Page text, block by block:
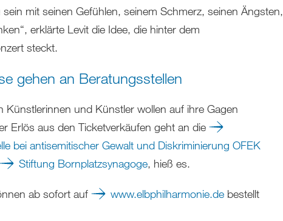
sein mit seinen Gefühlen, seinem Schmerz, seinen Ängsten,
erklärte Levit die Idee, die hinter dem
steckt.
gehen an Beratungsstellen
Künstlerinnen und Künstler wollen auf ihre Gagen
Erlös aus den Ticketverkäufen geht an die
bei antisemitischer Gewalt und Diskriminierung OFEK
Stiftung Bornplatzsynagoge, hieß es.
ab sofort auf www.elbphilharmonie.de bestellt